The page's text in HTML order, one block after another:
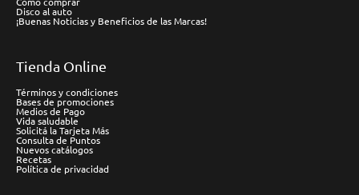
Disco al auto
¡Buenas Noticias y Beneficios de las Marcas!
Tienda Online
Términos y condiciones
Bases de promociones
Medios de Pago
Vida saludable
Solicitá la Tarjeta Más
Consulta de Puntos
Nuevos catálogos
Recetas
Política de privacidad